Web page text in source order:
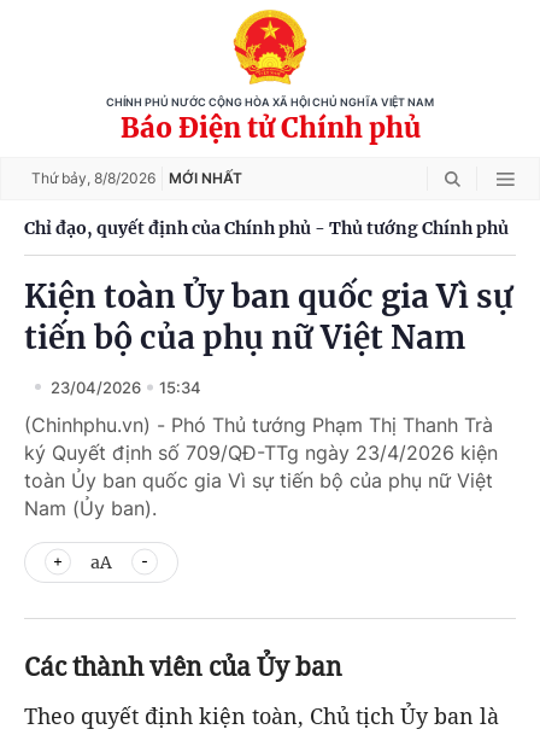
CHÍNH PHỦ NƯỚC CỘNG HÒA XÃ HỘI CHỦ NGHĨA VIỆT NAM
Báo Điện tử Chính phủ
Thứ bảy, 8/8/2026 MỚI NHẤT
Chỉ đạo, quyết định của Chính phủ - Thủ tướng Chính phủ
Kiện toàn Ủy ban quốc gia Vì sự
tiến bộ của phụ nữ Việt Nam
23/04/2026 15:34
(Chinhphu.vn) - Phó Thủ tướng Phạm Thị Thanh Trà
ký Quyết định số 709/QĐ-TTg ngày 23/4/2026 kiện
toàn Ủy ban quốc gia Vì sự tiến bộ của phụ nữ Việt
Nam (Ủy ban).
aA
Các thành viên của Ủy ban
Theo quyết định kiện toàn, Chủ tịch Ủy ban là